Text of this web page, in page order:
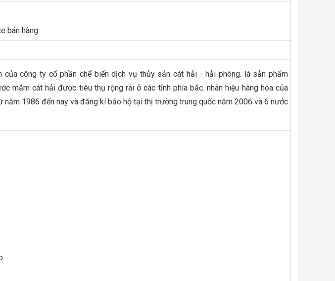
bán hàng
của công ty cổ phần chế biến dịch vụ thủy sản cát hải - hải phòng. là sản phẩm
mắm cát hải được tiêu thụ rộng rãi ở các tỉnh phía bắc. nhãn hiệu hàng hóa của
1986 đến nay và đăng kí bảo hộ tại thị trường trung quốc năm 2006 và 6 nước